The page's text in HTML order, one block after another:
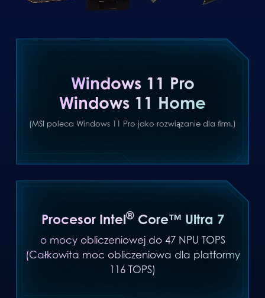
Windows 11 Pro
Windows 11 Home
(MSI poleca Windows 11 Pro jako rozwiązanie dla firm.)
Procesor Intel®Core™ Ultra 7
o mocy obliczeniowej do 47 NPU TOPS
(Całkowita moc obliczeniowa dla platformy
116 TOPS)